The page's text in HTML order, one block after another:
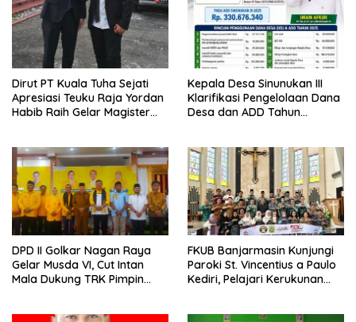
Dirut PT Kuala Tuha Sejati
Apresiasi Teuku Raja Yordan
Habib Raih Gelar Magister
Kepala Desa Sinunukan III
Klarifikasi Pengelolaan Dana
Desa dan ADD Tahun
DPD II Golkar Nagan Raya
Gelar Musda VI, Cut Intan
Mala Dukung TRK Pimpin
FKUB Banjarmasin Kunjungi
Paroki St. Vincentius a Paulo
Kediri, Pelajari Kerukunan